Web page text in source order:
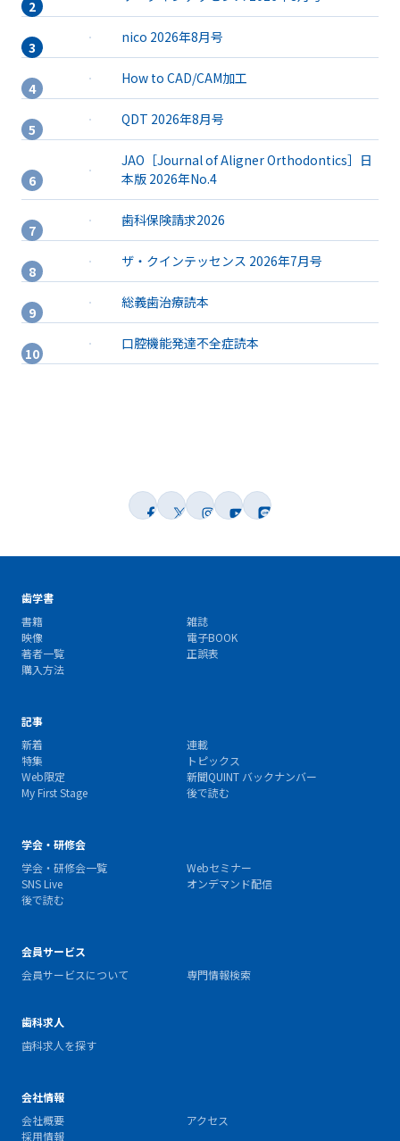
nico 2026年8月号
How to CAD/CAM加工
QDT 2026年8月号
JAO［Journal of Aligner Orthodontics］日
本版 2026年No.4
歯科保険請求2026
ザ・クインテッセンス 2026年7月号
総義歯治療読本
口腔機能発達不全症読本
歯学書
書籍
雑誌
映像
電子BOOK
著者一覧
正誤表
購入方法
記事
新着
連載
特集
トピックス
Web限定
新聞QUINT バックナンバー
My First Stage
後で読む
学会・研修会
学会・研修会一覧
Webセミナー
SNS Live
オンデマンド配信
後で読む
会員サービス
会員サービスについて
専門情報検索
歯科求人
歯科求人を探す
会社情報
会社概要
アクセス
採用情報